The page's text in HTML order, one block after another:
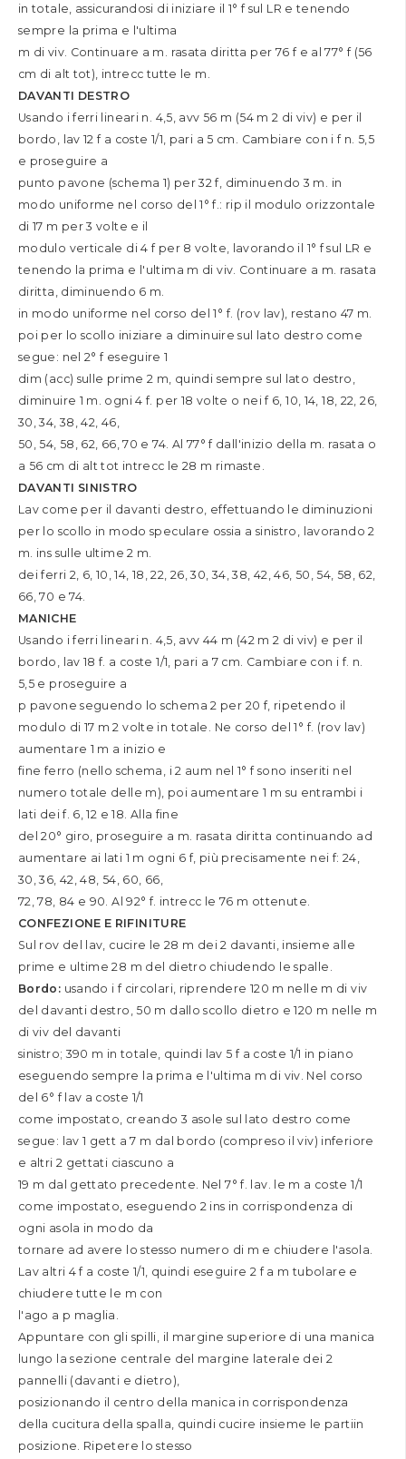
in totale, assicurandosi di iniziare il 1° f sul LR e tenendo
sempre la prima e l'ultima
m di viv. Continuare a m. rasata diritta per 76 f e al 77° f (56
cm di alt tot), intrecc tutte le m.
DAVANTI DESTRO
Usando i ferri lineari n. 4,5, avv 56 m (54 m 2 di viv) e per il
bordo, lav 12 f a coste 1/1, pari a 5 cm. Cambiare con i f n. 5,5
e proseguire a
punto pavone (schema 1) per 32 f, diminuendo 3 m. in
modo uniforme nel corso del 1° f.: rip il modulo orizzontale
di 17 m per 3 volte e il
modulo verticale di 4 f per 8 volte, lavorando il 1° f sul LR e
tenendo la prima e l'ultima m di viv. Continuare a m. rasata
diritta, diminuendo 6 m.
in modo uniforme nel corso del 1° f. (rov lav), restano 47 m.
poi per lo scollo iniziare a diminuire sul lato destro come
segue: nel 2° f eseguire 1
dim (acc) sulle prime 2 m, quindi sempre sul lato destro,
diminuire 1 m. ogni 4 f. per 18 volte o nei f 6, 10, 14, 18, 22, 26,
30, 34, 38, 42, 46,
50, 54, 58, 62, 66, 70 e 74. Al 77° f dall'inizio della m. rasata o
a 56 cm di alt tot intrecc le 28 m rimaste.
DAVANTI SINISTRO
Lav come per il davanti destro, effettuando le diminuzioni
per lo scollo in modo speculare ossia a sinistro, lavorando 2
m. ins sulle ultime 2 m.
dei ferri 2, 6, 10, 14, 18, 22, 26, 30, 34, 38, 42, 46, 50, 54, 58, 62,
66, 70 e 74.
MANICHE
Usando i ferri lineari n. 4,5, avv 44 m (42 m 2 di viv) e per il
bordo, lav 18 f. a coste 1/1, pari a 7 cm. Cambiare con i f. n.
5,5 e proseguire a
p pavone seguendo lo schema 2 per 20 f, ripetendo il
modulo di 17 m 2 volte in totale. Ne corso del 1° f. (rov lav)
aumentare 1 m a inizio e
fine ferro (nello schema, i 2 aum nel 1° f sono inseriti nel
numero totale delle m), poi aumentare 1 m su entrambi i
lati dei f. 6, 12 e 18. Alla fine
del 20° giro, proseguire a m. rasata diritta continuando ad
aumentare ai lati 1 m ogni 6 f, più precisamente nei f: 24,
30, 36, 42, 48, 54, 60, 66,
72, 78, 84 e 90. Al 92° f. intrecc le 76 m ottenute.
CONFEZIONE E RIFINITURE
Sul rov del lav, cucire le 28 m dei 2 davanti, insieme alle
prime e ultime 28 m del dietro chiudendo le spalle.
Bordo: usando i f circolari, riprendere 120 m nelle m di viv
del davanti destro, 50 m dallo scollo dietro e 120 m nelle m
di viv del davanti
sinistro; 390 m in totale, quindi lav 5 f a coste 1/1 in piano
eseguendo sempre la prima e l'ultima m di viv. Nel corso
del 6° f lav a coste 1/1
come impostato, creando 3 asole sul lato destro come
segue: lav 1 gett a 7 m dal bordo (compreso il viv) inferiore
e altri 2 gettati ciascuno a
19 m dal gettato precedente. Nel 7° f. lav. le m a coste 1/1
come impostato, eseguendo 2 ins in corrispondenza di
ogni asola in modo da
tornare ad avere lo stesso numero di m e chiudere l'asola.
Lav altri 4 f a coste 1/1, quindi eseguire 2 f a m tubolare e
chiudere tutte le m con
l'ago a p maglia.
Appuntare con gli spilli, il margine superiore di una manica
lungo la sezione centrale del margine laterale dei 2
pannelli (davanti e dietro),
posizionando il centro della manica in corrispondenza
della cucitura della spalla, quindi cucire insieme le partiin
posizione. Ripetere lo stesso